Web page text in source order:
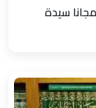
سيدة